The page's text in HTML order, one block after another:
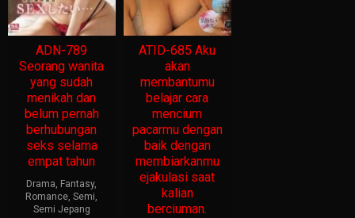
ADN-789
Seorang wanita
yang sudah
menikah dan
belum pernah
berhubungan
seks selama
empat tahun
Drama, Fantasy,
Romance,Semi,
Semi Jepang
ATID-685 Aku
akan
membantumu
belajar cara
mencium
pacarmu dengan
baik dengan
membiarkanmu
ejakulasi saat
kalian
berciuman.